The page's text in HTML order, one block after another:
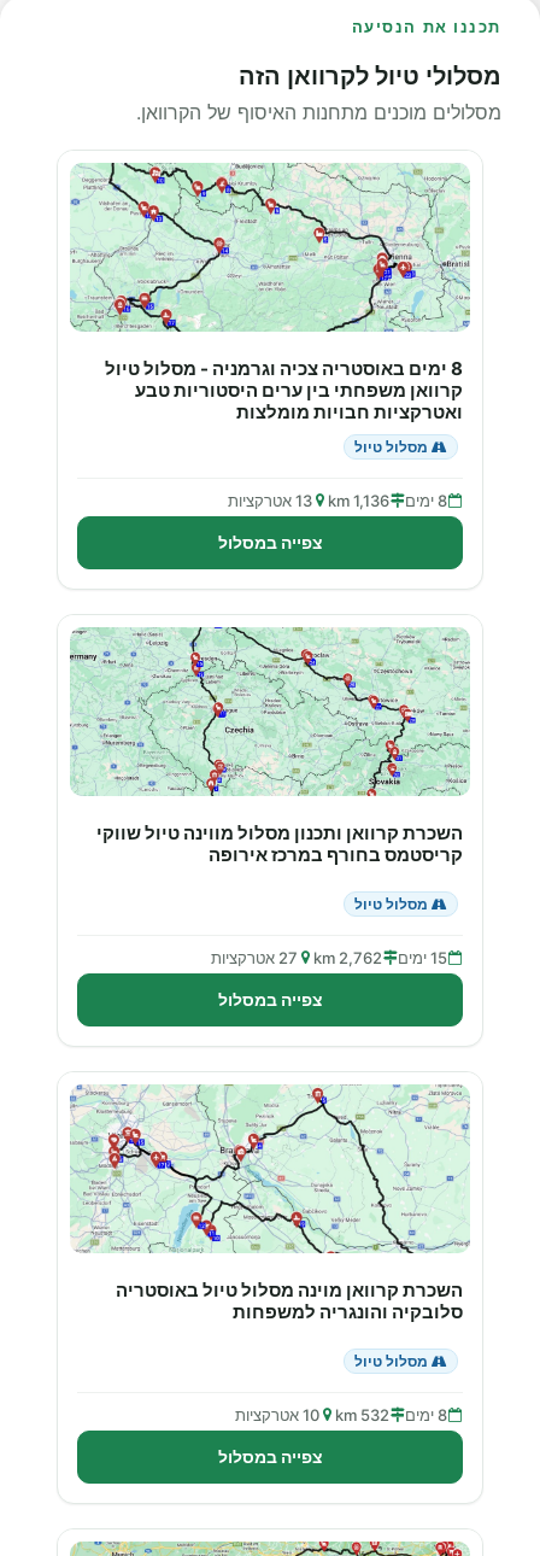
תכננו את הנסיעה
מסלולי טיול לקרוואן הזה
מסלולים מוכנים מתחנות האיסוף של הקרוואן.
8 ימים באוסטריה צכיה וגרמניה - מסלול טיול
קרוואן משפחתי בין ערים היסטוריות טבע
ואטרקציות חבויות מומלצות
מסלול טיול
8 ימים 1,136 km 13 אטרקציות
צפייה במסלול
השכרת קרוואן ותכנון מסלול מווינה טיול שווקי
קריסטמס בחורף במרכז אירופה
מסלול טיול
15 ימים 2,762 km 27 אטרקציות
צפייה במסלול
השכרת קרוואן מוינה מסלול טיול באוסטריה
סלובקיה והונגריה למשפחות
מסלול טיול
8 ימים 532 km 10 אטרקציות
צפייה במסלול